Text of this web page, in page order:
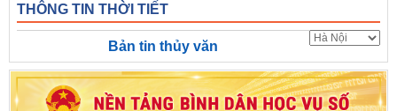
THÔNG TIN THỜI TIẾT
Bản tin thủy văn